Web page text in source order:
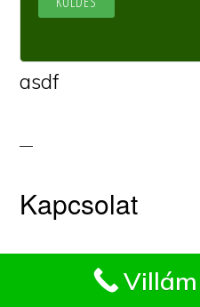
asdf
Kapcsolat